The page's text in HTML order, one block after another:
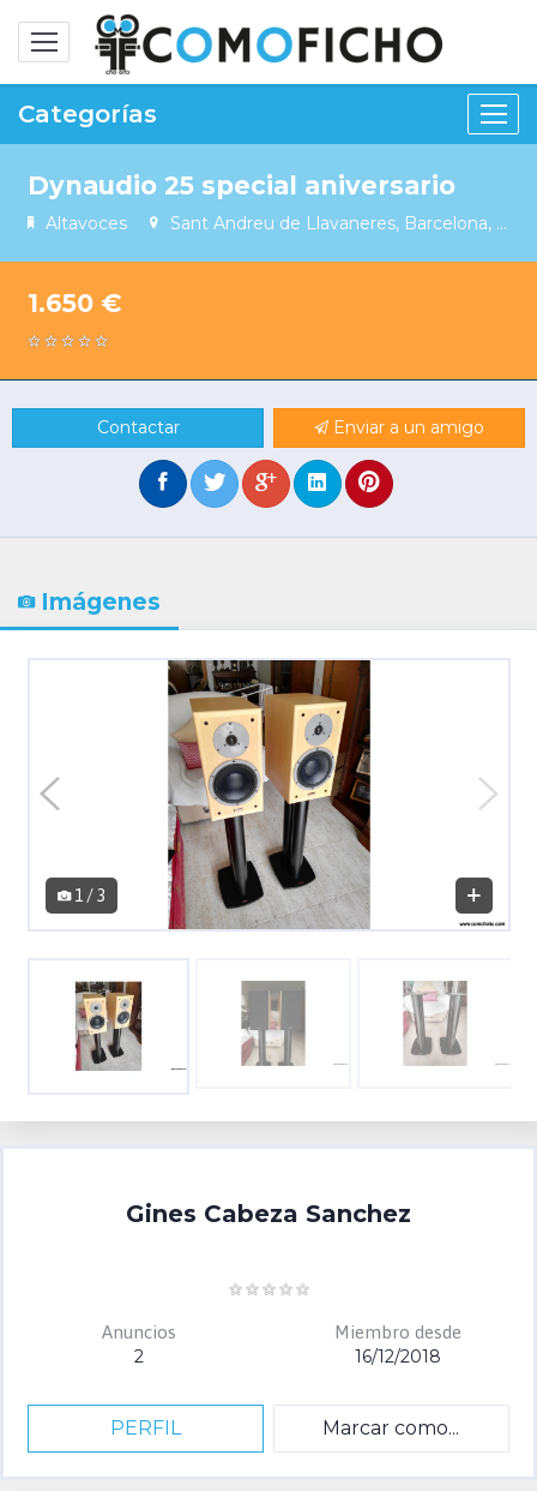
Alternar
navegación
Categorías
Dynaudio 25 special aniversario
Altavoces Sant Andreu de Llavaneres, Barcelona, Spain
1.650 €
Contactar Enviar a un amigo
Imágenes
1 / 3
Gines Cabeza Sanchez
Anuncios
2
Miembro desde
16/12/2018
PERFIL Marcar como...